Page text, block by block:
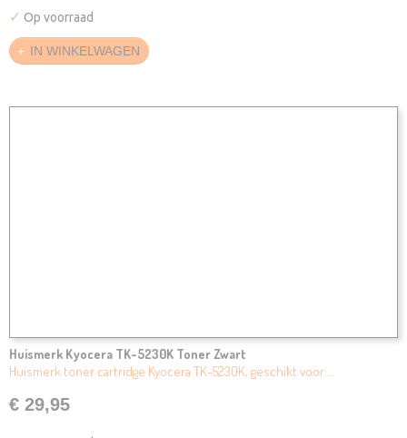
✓ Op voorraad
IN WINKELWAGEN
Huismerk Kyocera TK-5230K Toner Zwart
Huismerk toner cartridge Kyocera TK-5230K, geschikt voor:…
€ 29,95